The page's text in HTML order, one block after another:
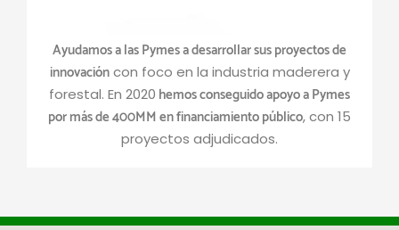
Ayudamos a las Pymes a desarrollar sus proyectos de
innovacióncon foco en la industria maderera y
forestal. En 2020 hemos conseguido apoyo a Pymes
por más de 400MM en financiamiento público, con 15
proyectos adjudicados.